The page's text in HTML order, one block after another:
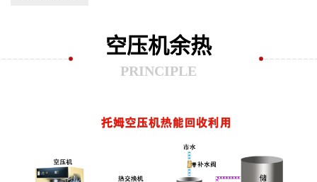
空压机余热
PRINCIPLE